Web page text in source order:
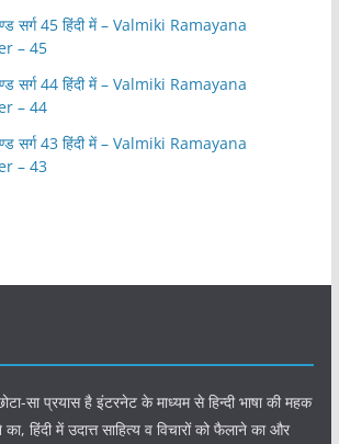
सर्ग 45 हिंदी में – Valmiki Ramayana
– 45
सर्ग 44 हिंदी में – Valmiki Ramayana
– 44
सर्ग 43 हिंदी में – Valmiki Ramayana
– 43
सा प्रयास है इंटरनेट के माध्यम से हिन्दी भाषा की महक
हिंदी में उदात्त साहित्य व विचारों को फैलाने का और